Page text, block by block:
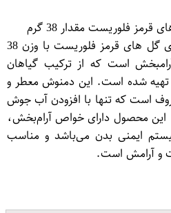
فلوریست مقدار 38 گرم
کالای دمنوش گیاهی کیسه ای گل های قرمز فلوریست با وزن 38
است که از ترکیب گیاهان
شده است. این دمنوش معطر و
است که تنها با افزودن آب جوش
این محصول دارای خواص آرام‌بخش،
ایمنی بدن می‌باشد و مناسب
و آرامش است.